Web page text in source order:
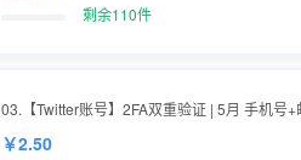
剩余110件
03.【Twitter账号】2FA双重验证 | 5月 手机号
￥2.50